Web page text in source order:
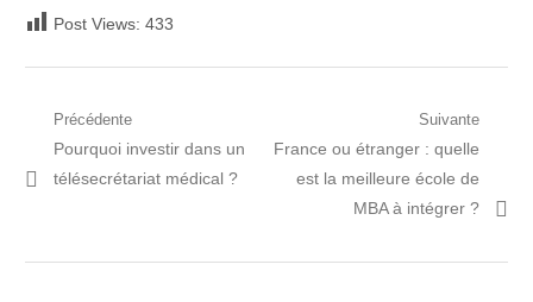
Post Views: 433
Navigation
de
Précédente
Post
précédent:
Pourquoi investir dans un
télésecrétariat médical ?
Suivante
Prochain
article:
France ou étranger : quelle
est la meilleure école de
MBA à intégrer ?